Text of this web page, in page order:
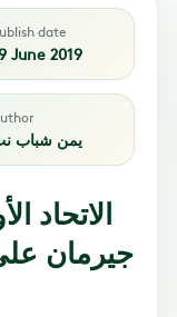
date
June 2019
يمن شباب
الاتحاد
جيرمان